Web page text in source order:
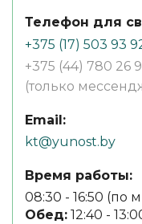
Телефон для
+375 (17) 503 93
+375 (44) 780 26
(только
Email:
kt@yunost.by
Время работы:
08:30 - 16:50 (по
Обед: 12:40 -